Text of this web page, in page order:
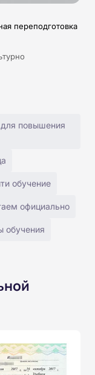
переподготовка
повышения
обучение
официально
обучения